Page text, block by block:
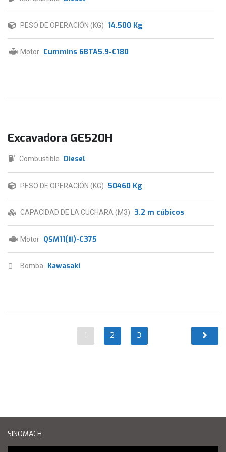
PESO DE OPERACIÓN (KG) 14.500 Kg
Motor Cummins 6BTA5.9-C180
Excavadora GE520H
Combustible Diesel
PESO DE OPERACIÓN (KG) 50460 Kg
CAPACIDAD DE LA CUCHARA (M3) 3.2 m cúbicos
Motor QSM11(Ⅲ)-C375
Bomba Kawasaki
1 2 3
SINOMACH